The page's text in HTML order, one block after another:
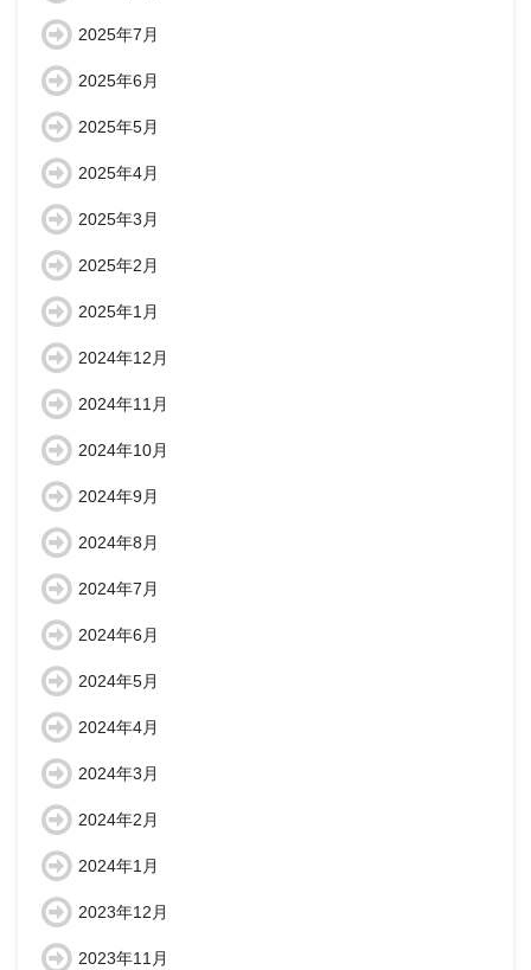
2025年7月
2025年6月
2025年5月
2025年4月
2025年3月
2025年2月
2025年1月
2024年12月
2024年11月
2024年10月
2024年9月
2024年8月
2024年7月
2024年6月
2024年5月
2024年4月
2024年3月
2024年2月
2024年1月
2023年12月
2023年11月